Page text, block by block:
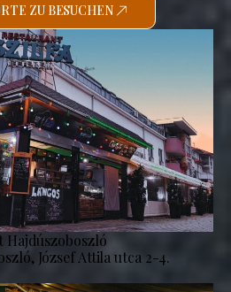
ZU BESUCHEN
Hajdúszoboszló
József Attila utca 2-4.